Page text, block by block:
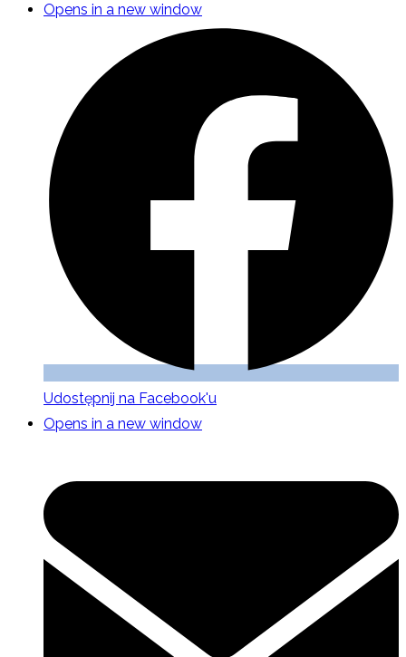
Opens in a new window
Udostępnij na Facebook'u
Opens in a new window